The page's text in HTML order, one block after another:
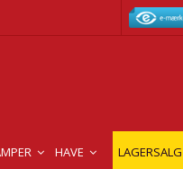
HAVE LAGERSALG